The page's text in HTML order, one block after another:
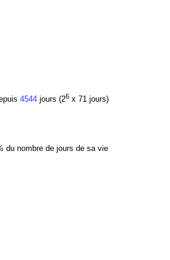
4544 jours (26 x 71 jours)
du nombre de jours de sa vie